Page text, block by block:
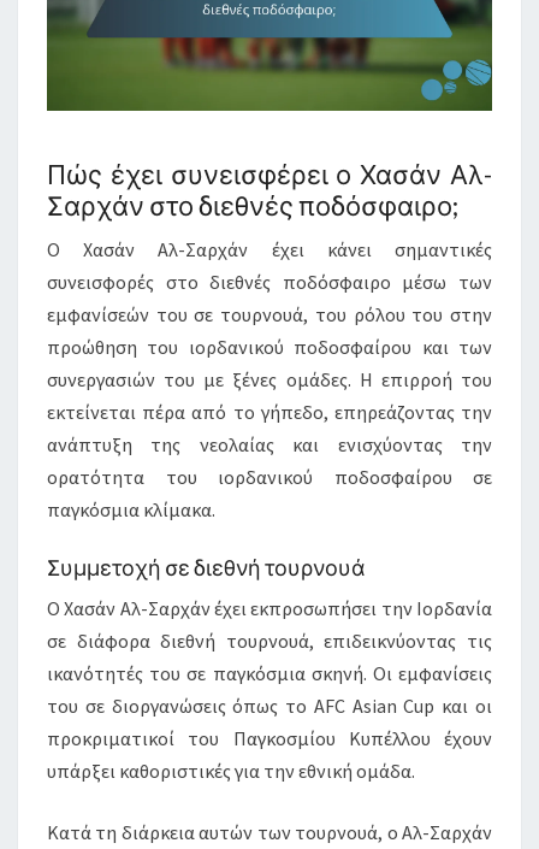
Πώς έχει συνεισφέρει ο Χασάν Αλ-
Σαρχάν στο διεθνές ποδόσφαιρο;
Ο Χασάν Αλ-Σαρχάν έχει κάνει σημαντικές
συνεισφορές στο διεθνές ποδόσφαιρο μέσω των
εμφανίσεών του σε τουρνουά, του ρόλου του στην
προώθηση του ιορδανικού ποδοσφαίρου και των
συνεργασιών του με ξένες ομάδες. Η επιρροή του
εκτείνεται πέρα από το γήπεδο, επηρεάζοντας την
ανάπτυξη της νεολαίας και ενισχύοντας την
ορατότητα του ιορδανικού ποδοσφαίρου σε
παγκόσμια κλίμακα.
Συμμετοχή σε διεθνή τουρνουά
Ο Χασάν Αλ-Σαρχάν έχει εκπροσωπήσει την Ιορδανία
σε διάφορα διεθνή τουρνουά, επιδεικνύοντας τις
ικανότητές του σε παγκόσμια σκηνή. Οι εμφανίσεις
του σε διοργανώσεις όπως το AFC Asian Cup και οι
προκριματικοί του Παγκοσμίου Κυπέλλου έχουν
υπάρξει καθοριστικές για την εθνική ομάδα.
Κατά τη διάρκεια αυτών των τουρνουά, ο Αλ-Σαρχάν